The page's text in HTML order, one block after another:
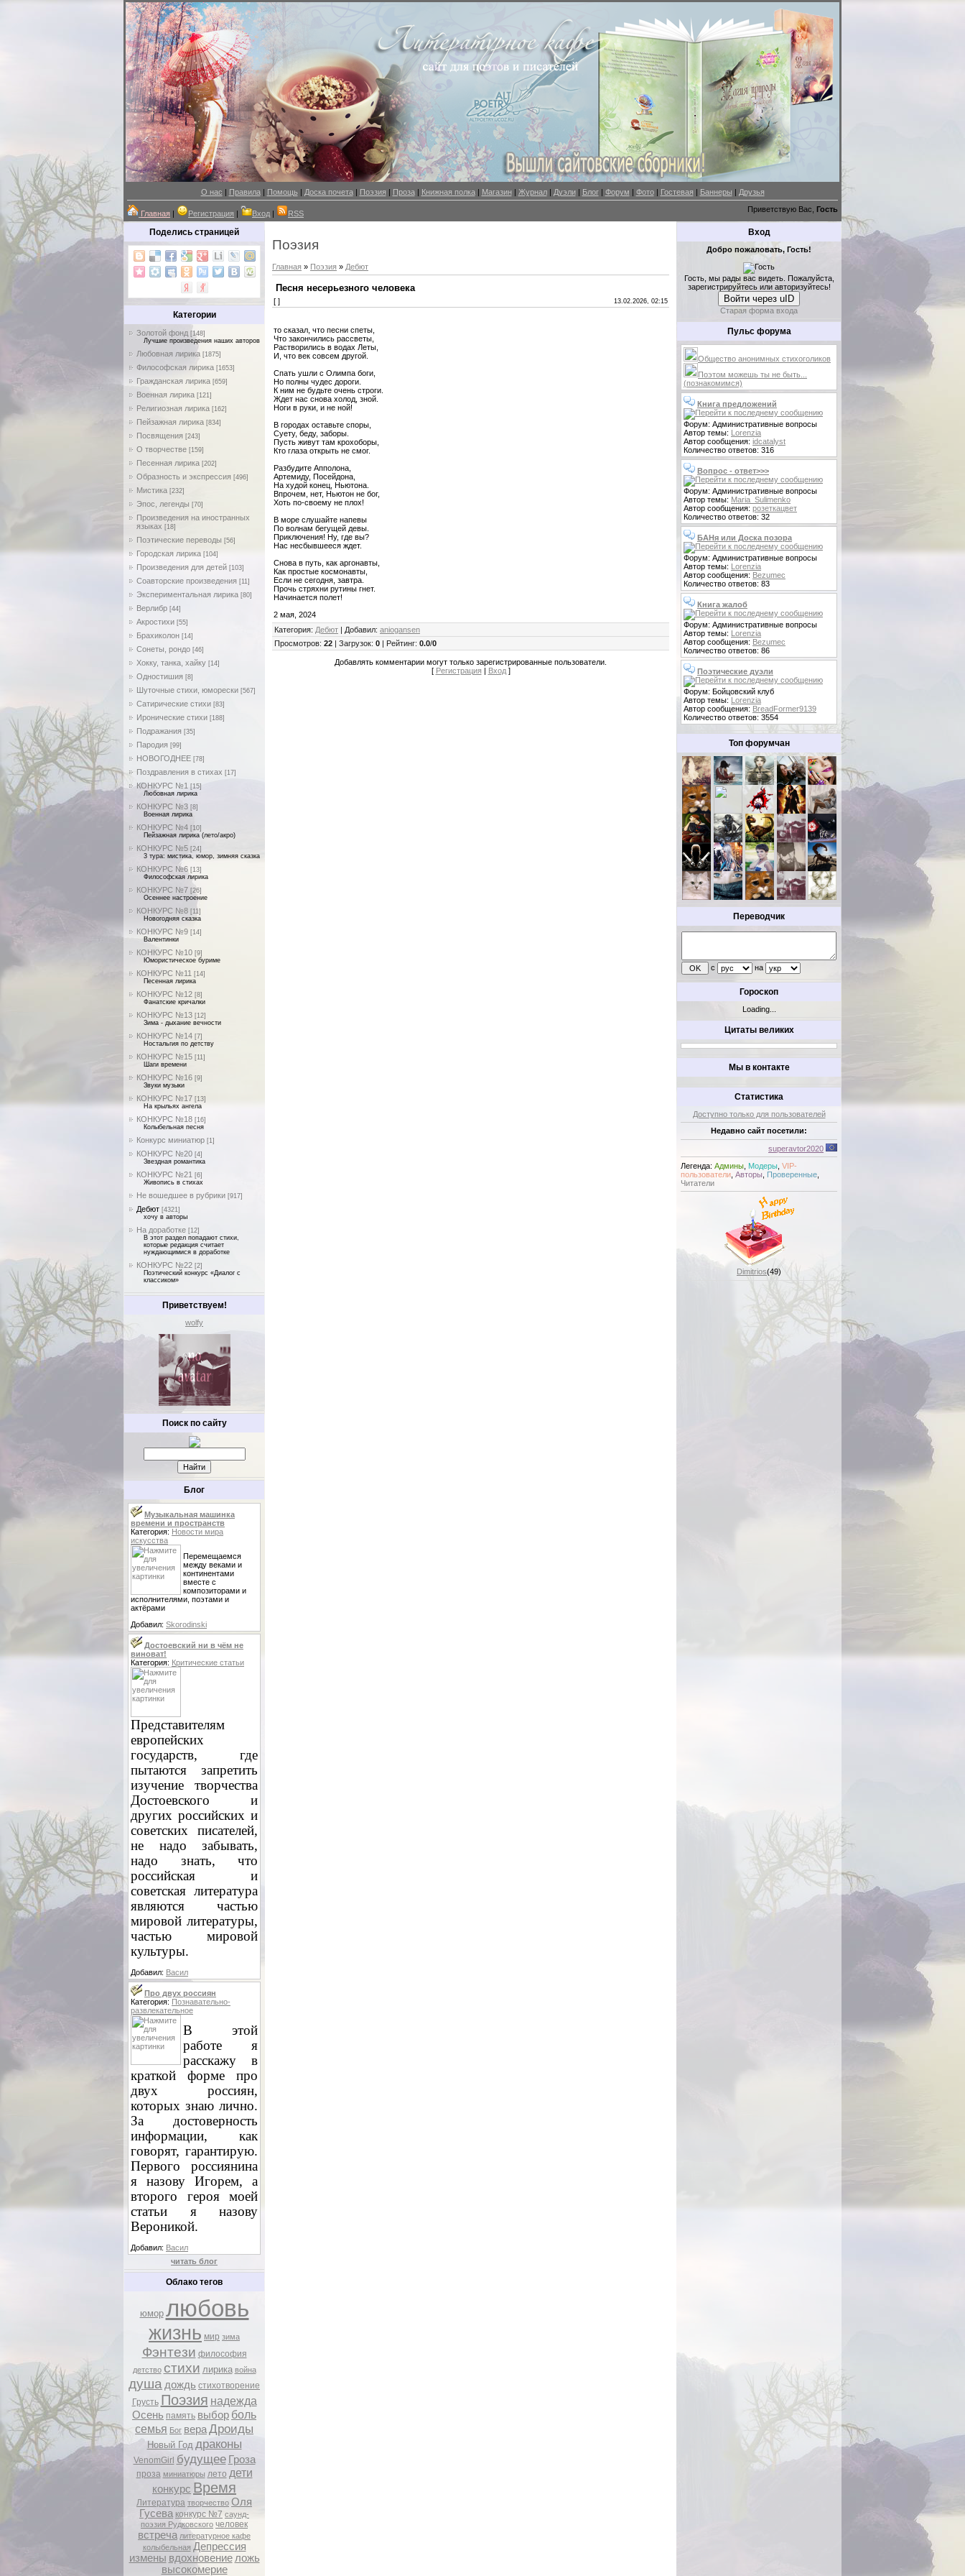
О нас | Правила| Помощь | Доска почета| Поэзия | Проза| Книжная полка| Магазин| Журнал| Дуэли| Блог| Форум | Фото| Гостевая | Баннеры | Друзья
Главная | Регистрация | Вход | RSS Приветствую Вас, Гость
Поделись страницей
Категории
Золотой фонд [148]
Лучшие произведения наших авторов
Любовная лирика [1875]
Философская лирика [1653]
Гражданская лирика [659]
Военная лирика [121]
Религиозная лирика [162]
Пейзажная лирика [834]
Посвящения [243]
О творчестве [159]
Песенная лирика [202]
Образность и экспрессия [496]
Мистика [232]
Эпос, легенды [70]
Произведения на иностранных
языках [18]
Поэтические переводы [56]
Городская лирика [104]
Произведения для детей [103]
Соавторские произведения [11]
Экспериментальная лирика [80]
Верлибр [44]
Акростихи [55]
Брахиколон [14]
Сонеты, рондо [46]
Хокку, танка, хайку [14]
Одностишия [8]
Шуточные стихи, юморески [567]
Сатирические стихи [83]
Иронические стихи [188]
Подражания [35]
Пародия [99]
НОВОГОДНЕЕ [78]
Поздравления в стихах [17]
КОНКУРС №1 [15]
Любовная лирика
КОНКУРС №3 [8]
Военная лирика
КОНКУРС №4 [10]
Пейзажная лирика (лето/акро)
КОНКУРС №5 [24]
3 тура: мистика, юмор, зимняя сказка
КОНКУРС №6 [13]
Философская лирика
КОНКУРС №7 [26]
Осеннее настроение
КОНКУРС №8 [11]
Новогодняя сказка
КОНКУРС №9 [14]
Валентинки
КОНКУРС №10 [9]
Юмористическое буриме
КОНКУРС №11 [14]
Песенная лирика
КОНКУРС №12 [8]
Фанатские кричалки
КОНКУРС №13 [12]
Зима - дыхание вечности
КОНКУРС №14 [7]
Ностальгия по детству
КОНКУРС №15 [11]
Шаги времени
КОНКУРС №16 [9]
Звуки музыки
КОНКУРС №17 [13]
На крыльях ангела
КОНКУРС №18 [16]
Колыбельная песня
Конкурс миниатюр [1]
КОНКУРС №20 [4]
Звездная романтика
КОНКУРС №21 [6]
Живопись в стихах
Не вошедшее в рубрики [917]
Дебют [4321]
хочу в авторы
На доработке [12]
В этот раздел попадают стихи,
которые редакция считает
нуждающимися в доработке
КОНКУРС №22 [2]
Поэтический конкурс «Диалог с
классиком»
Приветствуем!
wolfy
Поиск по сайту
Блог
Музыкальная машинка
времени и пространств
Категория: Новости мира
искусства
Перемещаемся
между веками и
континентами
вместе с
композиторами и
исполнителями, поэтами и
актёрами
Добавил: Skorodinski
Достоевский ни в чём не
виноват!
Категория: Критические статьи
Представителям
европейских
государств, где
пытаются запретить
изучение творчества
Достоевского и
других российских и
советских писателей,
не надо забывать,
надо знать, что
российская и
советская литература
являются частью
мировой литературы,
частью мировой
культуры.
Добавил: Васил
Про двух россиян
Категория: Познавательно-
развлекательное
В этой
работе я
расскажу в
краткой форме про
двух россиян,
которых знаю лично.
За достоверность
информации, как
говорят, гарантирую.
Первого россиянина
я назову Игорем, а
второго героя моей
статьи я назову
Вероникой.
Добавил: Васил
читать блог
Облако тегов
юмор любовь
жизнь мир зима
Фэнтези философия
детство стихи лирика война
душа дождь стихотворение
Грусть Поэзия надежда
Осень память выбор боль
семья Бог вераДроиды
Новый Год драконы
VenomGirl будущее Гроза
проза миниатюры лето дети
конкурс Время
Литература творчество Оля
Гусева конкурс №7 саунд-
поэзия Рудковского человек
встреча литературное кафе
колыбельная Депрессия
измены вдохновение ложь
высокомерие
Поэзия
Главная » Поэзия » Дебют
Песня несерьезного человека
[ ] 13.02.2026, 02:15
то сказал, что песни спеты,
Что закончились рассветы,
Растворились в водах Леты,
И, что век совсем другой.
Спать ушли с Олимпа боги,
Но полны чудес дороги.
К ним не будьте очень строги.
Ждет нас снова холод, зной.
Ноги в руки, и не ной!
В городах оставьте споры,
Суету, беду, заборы.
Пусть живут там крохоборы,
Кто глаза открыть не смог.
Разбудите Апполона,
Артемиду, Посейдона,
На худой конец, Ньютона.
Впрочем, нет, Ньютон не бог,
Хоть по-своему не плох!
В море слушайте напевы
По волнам бегущей девы.
Приключения! Ну, где вы?
Нас несбывшееся ждет.
Снова в путь, как аргонавты,
Как простые космонавты,
Если не сегодня, завтра.
Прочь стряхни рутины гнет.
Начинается полет!
2 мая, 2024
Категория: Дебют Добавил: aniogansen
Просмотров: 22 Загрузок: 0 Рейтинг: 0.0/0
Добавлять комментарии могут только зарегистрированные пользователи.
[ Регистрация Вход]
Вход
Добро пожаловать, Гость!
Гость, мы рады вас видеть. Пожалуйста,
зарегистрируйтесь или авторизуйтесь!
Войти через uID
Старая форма входа
Пульс форума
Общество анонимных стихоголиков
Поэтом можешь ты не быть...
(познакомимся)
Книга предложений
Форум: Административные вопросы
Автор темы: Lorenzia
Автор сообщения: idcatalyst
Количество ответов: 316
Вопрос - ответ>>>
Форум: Административные вопросы
Автор темы: Maria_Sulimenko
Автор сообщения: розеткацвет
Количество ответов: 32
БАНя или Доска позора
Форум: Административные вопросы
Автор темы: Lorenzia
Автор сообщения: Bezumec
Количество ответов: 83
Книга жалоб
Форум: Административные вопросы
Автор темы: Lorenzia
Автор сообщения: Bezumec
Количество ответов: 86
Поэтические дуэли
Форум: Бойцовский клуб
Автор темы: Lorenzia
Автор сообщения: BreadFormer9139
Количество ответов: 3554
Топ форумчан
Переводчик
с на
Гороскоп
Loading...
Цитаты великих
Мы в контакте
Статистика
Доступно только для пользователей
Недавно сайт посетили:
superavtor2020
Легенда: Админы Модеры VIP-
пользователи Авторы Проверенные
Читатели
Dimitrios(49)